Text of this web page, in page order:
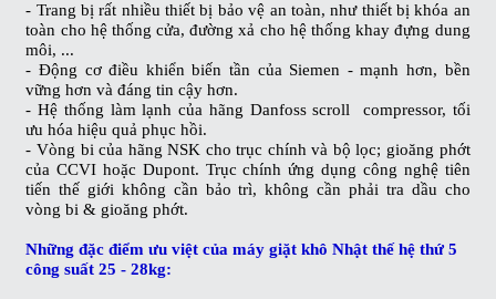
- Trang bị rất nhiều thiết bị bảo vệ an toàn, như thiết bị khóa an
toàn cho hệ thống cửa, đường xả cho hệ thống khay đựng dung
môi, ...
- Động cơ điều khiển biến tần của Siemen - mạnh hơn, bền
vững hơn và đáng tin cậy hơn.
- Hệ thống làm lạnh của hãng Danfoss scroll compressor, tối
ưu hóa hiệu quả phục hồi.
- Vòng bi của hãng NSK cho trục chính và bộ lọc; gioăng phớt
của CCVI hoặc Dupont. Trục chính ứng dụng công nghệ tiên
tiến thế giới không cần bảo trì, không cần phải tra dầu cho
vòng bi & gioăng phớt.
Những đặc điểm ưu việt của máy giặt khô Nhật thế hệ thứ 5
công suất 25 - 28kg: